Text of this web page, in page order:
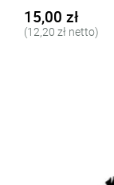
15,00 zł
(12,20 zł netto)